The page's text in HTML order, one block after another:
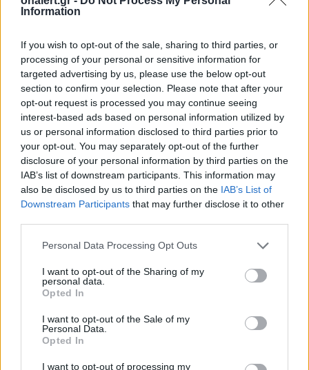
Information
If you wish to opt-out of the sale, sharing to third parties, or
processing of your personal or sensitive information for
targeted advertising by us, please use the below opt-out
section to confirm your selection. Please note that after your
opt-out request is processed you may continue seeing
interest-based ads based on personal information utilized by
us or personal information disclosed to third parties prior to
your opt-out. You may separately opt-out of the further
disclosure of your personal information by third parties on the
IAB’s list of downstream participants. This information may
also be disclosed by us to third parties on the IAB’s List of
Downstream Participants that may further disclose it to other
Personal Data Processing Opt Outs
I want to opt-out of the Sharing of my
personal data.
Opted In
I want to opt-out of the Sale of my
Personal Data.
Opted In
I want to opt-out of processing my
Αφγανιστάν: Όταν σταματήσει η βία
των Ταλιμπάν θα υπάρξει πραγματική
ειρήνη
Τι ανέφερε ο Πρόεδρος του Αφγανιστάν.